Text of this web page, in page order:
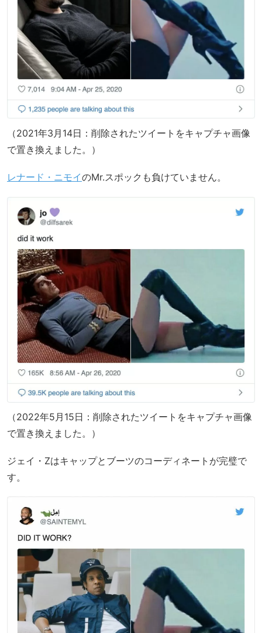
（2021年3月14日：削除されたツイートをキャプチャ画像
で置き換えました。）
レナード・ニモイのMr.スポックも負けていません。
（2022年5月15日：削除されたツイートをキャプチャ画像
で置き換えました。）
ジェイ・Zはキャップとブーツのコーディネートが完璧で
す。